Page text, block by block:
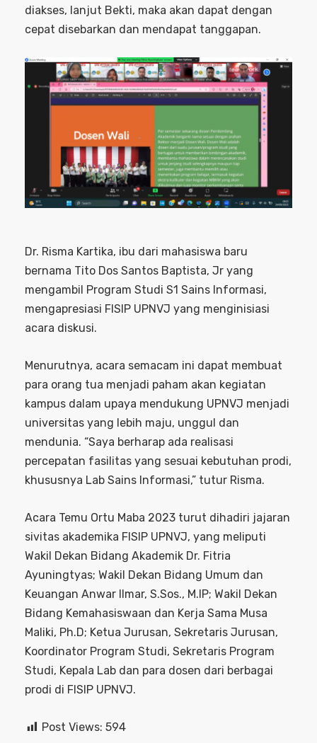
diakses, lanjut Bekti, maka akan dapat dengan
cepat disebarkan dan mendapat tanggapan.
Dr. Risma Kartika, ibu dari mahasiswa baru
bernama Tito Dos Santos Baptista, Jr yang
mengambil Program Studi S1 Sains Informasi,
mengapresiasi FISIP UPNVJ yang menginisiasi
acara diskusi.
Menurutnya, acara semacam ini dapat membuat
para orang tua menjadi paham akan kegiatan
kampus dalam upaya mendukung UPNVJ menjadi
universitas yang lebih maju, unggul dan
mendunia. “Saya berharap ada realisasi
percepatan fasilitas yang sesuai kebutuhan prodi,
khususnya Lab Sains Informasi,” tutur Risma.
Acara Temu Ortu Maba 2023 turut dihadiri jajaran
sivitas akademika FISIP UPNVJ, yang meliputi
Wakil Dekan Bidang Akademik Dr. Fitria
Ayuningtyas; Wakil Dekan Bidang Umum dan
Keuangan Anwar Ilmar, S.Sos., M.IP; Wakil Dekan
Bidang Kemahasiswaan dan Kerja Sama Musa
Maliki, Ph.D; Ketua Jurusan, Sekretaris Jurusan,
Koordinator Program Studi, Sekretaris Program
Studi, Kepala Lab dan para dosen dari berbagai
prodi di FISIP UPNVJ.
Post Views: 594